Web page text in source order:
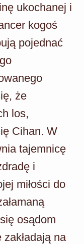
ukochanej i
kogoś
pojednać
że
los,
Cihan. W
tajemnicę
i
miłości do
osądom
na